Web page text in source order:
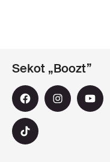
Sekot „Boozt”